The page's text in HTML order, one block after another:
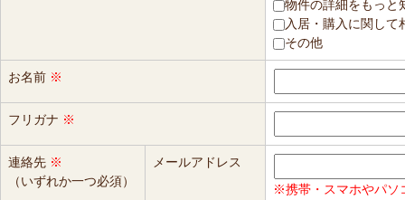
物件の詳細をもっと
入居・購入に関して
その他
お名前 ※
フリガナ ※
連絡先 ※
（いずれか一つ必須）
メールアドレス
※携帯・スマホやパソ